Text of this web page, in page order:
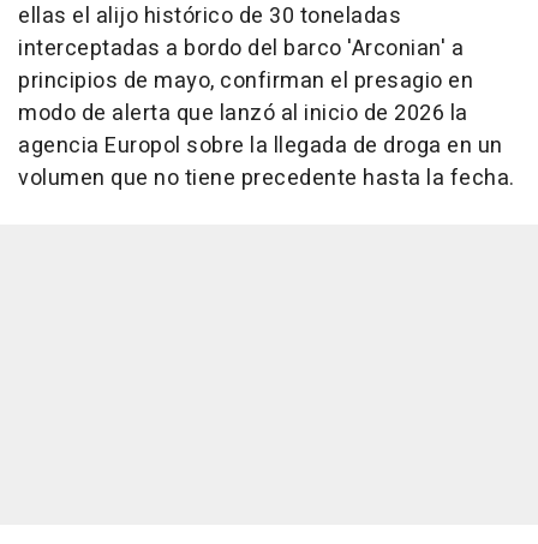
ellas el alijo histórico de 30 toneladas
interceptadas a bordo del barco 'Arconian' a
principios de mayo, confirman el presagio en
modo de alerta que lanzó al inicio de 2026 la
agencia Europol sobre la llegada de droga en un
volumen que no tiene precedente hasta la fecha.